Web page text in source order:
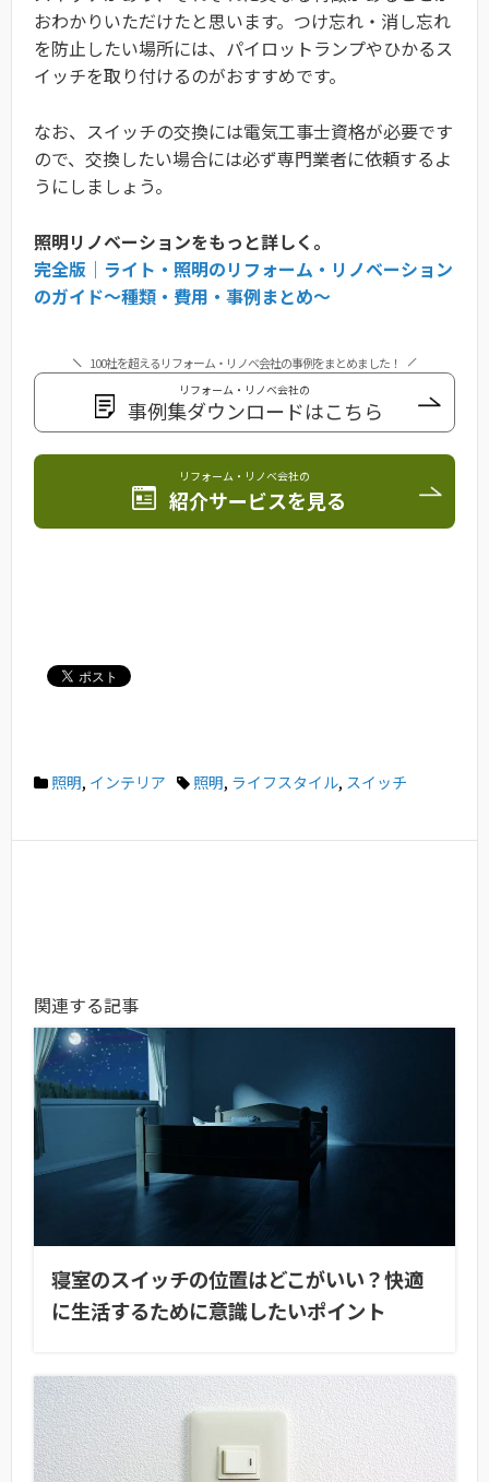
おわかりいただけたと思います。つけ忘れ・消し忘れ
を防止したい場所には、パイロットランプやひかるス
イッチを取り付けるのがおすすめです。
なお、スイッチの交換には電気工事士資格が必要です
ので、交換したい場合には必ず専門業者に依頼するよ
うにしましょう。
照明リノベーションをもっと詳しく。
完全版｜ライト・照明のリフォーム・リノベーション
のガイド〜種類・費用・事例まとめ〜
100社を超えるリフォーム・リノベ会社の事例をまとめました！
リフォーム・リノベ会社の
事例集ダウンロードはこちら
リフォーム・リノベ会社の
紹介サービスを見る
照明, インテリア 照明, ライフスタイル, スイッチ
関連する記事
寝室のスイッチの位置はどこがいい？快適
に生活するために意識したいポイント